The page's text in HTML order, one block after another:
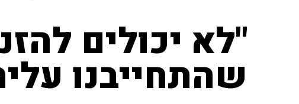
"לא יכולים
שהתחייבנו